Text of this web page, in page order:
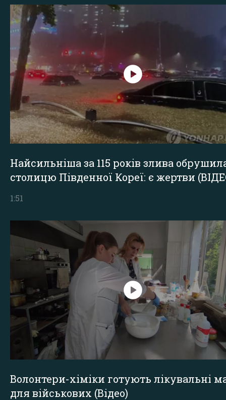
Найсильніша за 115 років злива
столицю Південної Кореї: є жертви
1:51
Волонтери-хіміки готують лікувальні
для військових (Відео)